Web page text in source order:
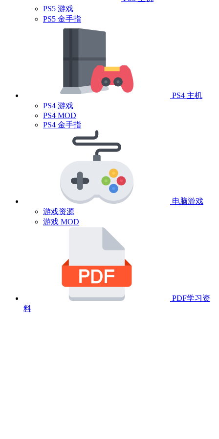
PS5 游戏
PS5 金手指
PS4 主机
PS4 游戏
PS4 MOD
PS4 金手指
电脑游戏
游戏资源
游戏 MOD
PDF学习资
料